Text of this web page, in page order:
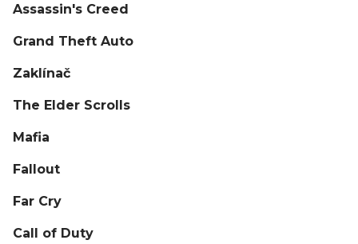
Assassin's Creed
Grand Theft Auto
Zaklínač
The Elder Scrolls
Mafia
Fallout
Far Cry
Call of Duty